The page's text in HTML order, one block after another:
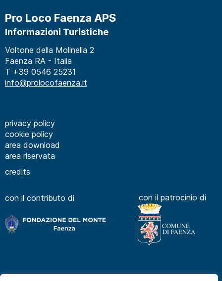
Pro Loco Faenza APS
Informazioni Turistiche
Voltone della Molinella 2
Faenza RA - Italia
T +39 0546 25231
info@prolocofaenza.it
privacy policy
cookie policy
area download
area riservata
credits
con il patrocinio di
con il contributo di